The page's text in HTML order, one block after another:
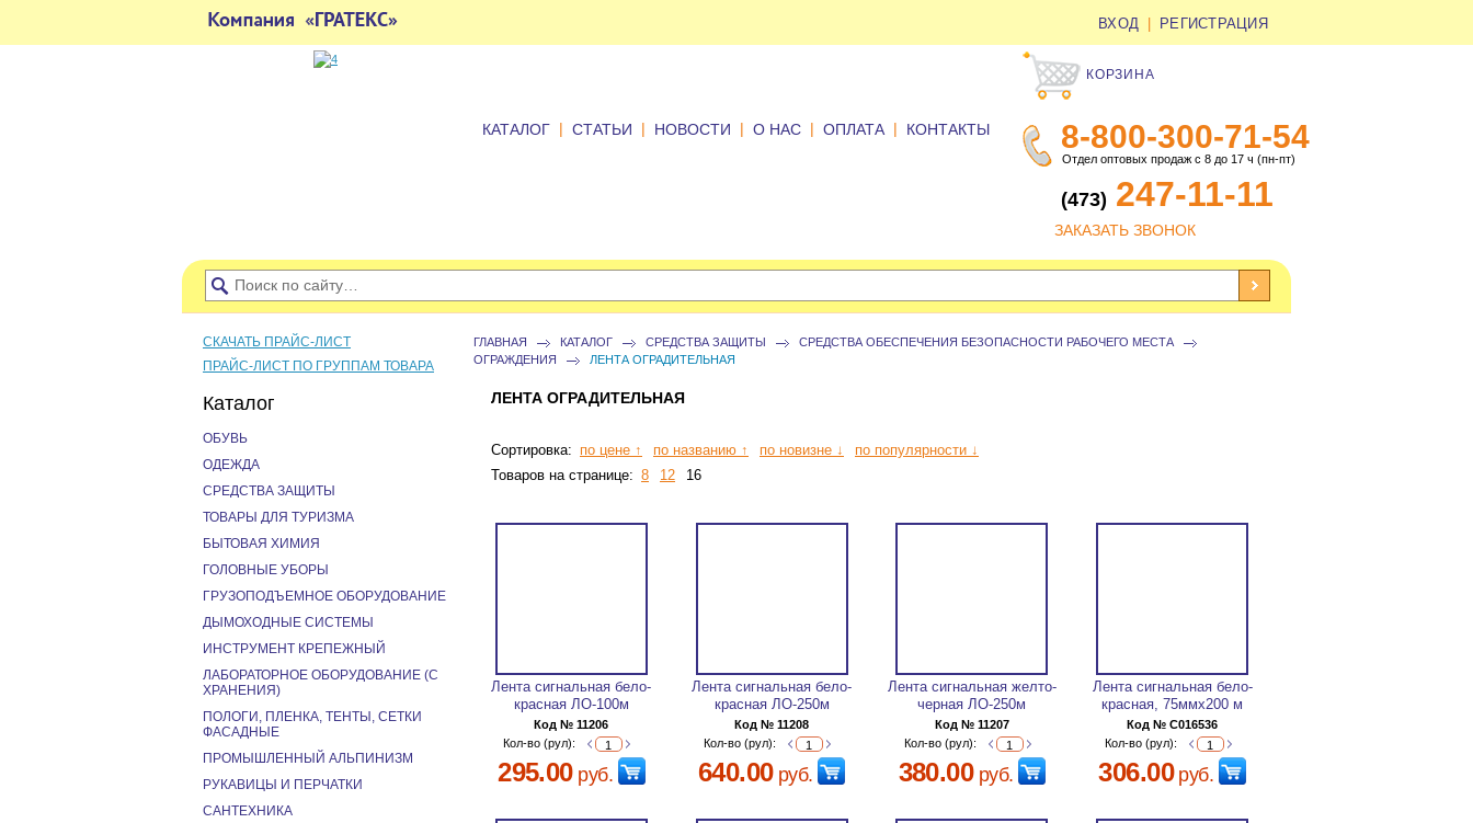
ВХОД РЕГИСТРАЦИЯ
КОРЗИНА
8-800-300-71-54
Отдел оптовых продаж с 8 до 17 ч (пн-пт)
(473) 247-11-11
ЗАКАЗАТЬ ЗВОНОК
КАТАЛОГ | СТАТЬИ | НОВОСТИ | О НАС | ОПЛАТА | КОНТАКТЫ
ГЛАВНАЯ КАТАЛОГ СРЕДСТВА ЗАЩИТЫ
СРЕДСТВА ОБЕСПЕЧЕНИЯ БЕЗОПАСНОСТИ РАБОЧЕГО МЕСТА
ОГРАЖДЕНИЯ
ЛЕНТА ОГРАДИТЕЛЬНАЯ
ЛЕНТА ОГРАДИТЕЛЬНАЯ
Сортировка: по цене ↑ по названию ↑ по новизне ↓
по популярности ↓
Товаров на странице: 8 12 16
Лента сигнальная бело-
красная ЛО-100м
Код № 11206
Кол-во (рул):
295.00руб.
Лента сигнальная бело-
красная ЛО-250м
Код № 11208
Кол-во (рул):
640.00руб.
Лента сигнальная желто-
черная ЛО-250м
Код № 11207
Кол-во (рул):
380.00руб.
Лента сигнальная бело-
красная, 75ммх200 м
Код № C016536
Кол-во (рул):
306.00руб.
СКАЧАТЬ ПРАЙС-ЛИСТ
ПРАЙС-ЛИСТ ПО ГРУППАМ ТОВАРА
Каталог
ОБУВЬ
ОДЕЖДА
СРЕДСТВА ЗАЩИТЫ
ТОВАРЫ ДЛЯ ТУРИЗМА
БЫТОВАЯ ХИМИЯ
ГОЛОВНЫЕ УБОРЫ
ГРУЗОПОДЪЕМНОЕ ОБОРУДОВАНИЕ
ДЫМОХОДНЫЕ СИСТЕМЫ
ИНСТРУМЕНТ КРЕПЕЖНЫЙ
ЛАБОРАТОРНОЕ ОБОРУДОВАНИЕ (С
ХРАНЕНИЯ)
ПОЛОГИ, ПЛЕНКА, ТЕНТЫ, СЕТКИ
ФАСАДНЫЕ
ПРОМЫШЛЕННЫЙ АЛЬПИНИЗМ
РУКАВИЦЫ И ПЕРЧАТКИ
САНТЕХНИКА